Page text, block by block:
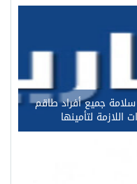
جميع أفراد طاقم